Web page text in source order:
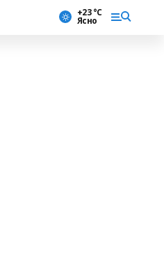
+23 °С
Ясно